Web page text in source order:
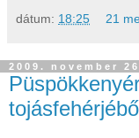
dátum: 18:25 21
2009. november